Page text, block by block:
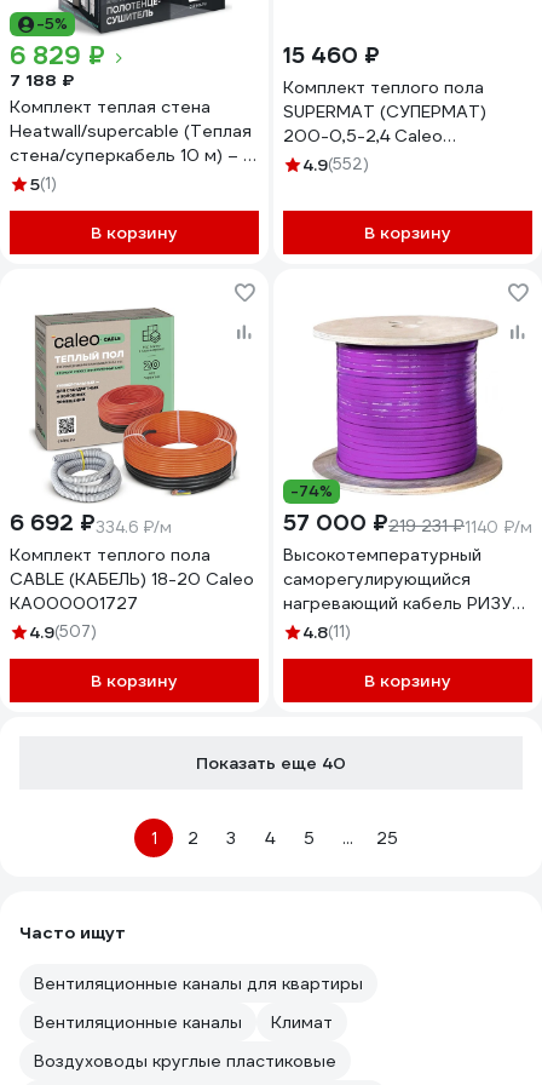
-5%
6 829 ₽
7 188 ₽
Комплект теплая стена
Heatwall/supercable (Теплая
стена/суперкабель 10 м) – 1
м2 Caleo 0К-00001258
5(1)
В корзину
15 460 ₽
Комплект теплого пола
SUPERMAT (СУПЕРМАТ)
200-0,5-2,4 Caleo
КА000001715
4.9(552)
В корзину
6 692 ₽334.6 ₽/м
Комплект теплого пола
CABLE (КАБЕЛЬ) 18-20 Caleo
КА000001727
4.9(507)
В корзину
-74%
57 000 ₽219 231 ₽1140 ₽/м
Высокотемпературный
саморегулирующийся
нагревающий кабель РИЗУР
СГЛ-ВТ-190/250, оболочка
4604450000137
4.8(11)
В корзину
Показать еще 40
1 2 3 4 5 ... 25
Часто ищут
Вентиляционные каналы для квартиры
Вентиляционные каналы
Климат
Воздуховоды круглые пластиковые